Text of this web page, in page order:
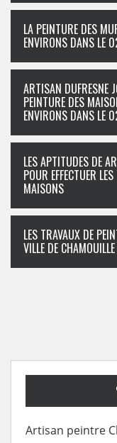
LA PEINTURE DES
ENVIRONS DANS LE
ARTISAN DUFRESNE
PEINTURE DES
ENVIRONS DANS LE
LES APTITUDES DE
POUR EFFECTUER
MAISONS
LES TRAVAUX DE
VILLE DE
Artisan peintre